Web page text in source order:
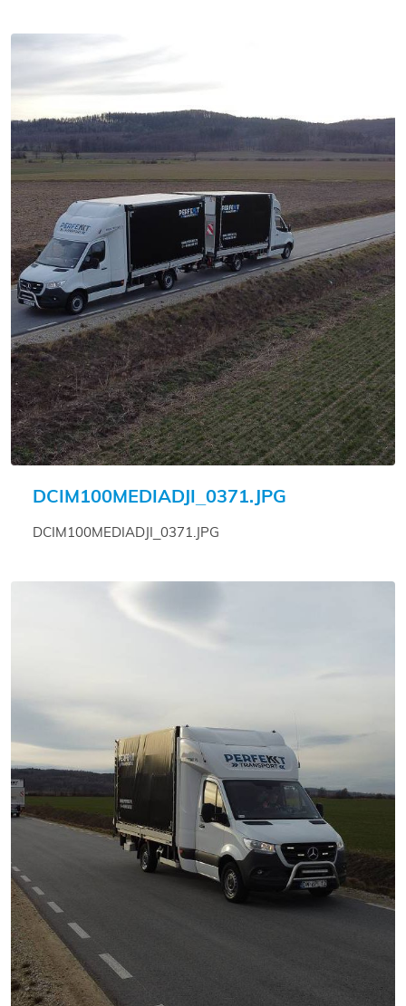
DCIM100MEDIADJI_0371.JPG
DCIM100MEDIADJI_0371.JPG